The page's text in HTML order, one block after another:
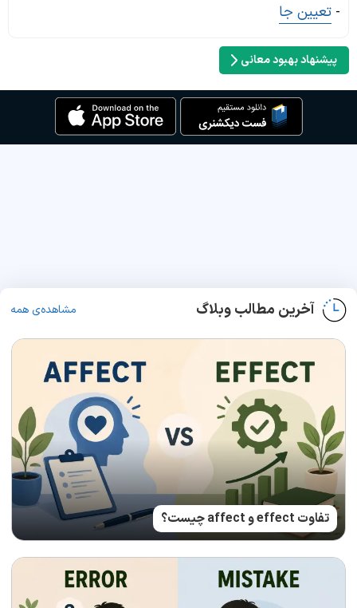
- تعیین جا
پیشنهاد بهبود معانی
آخرین مطالب وبلاگ مشاهده‌ی همه
تفاوت effect و affect چیست؟